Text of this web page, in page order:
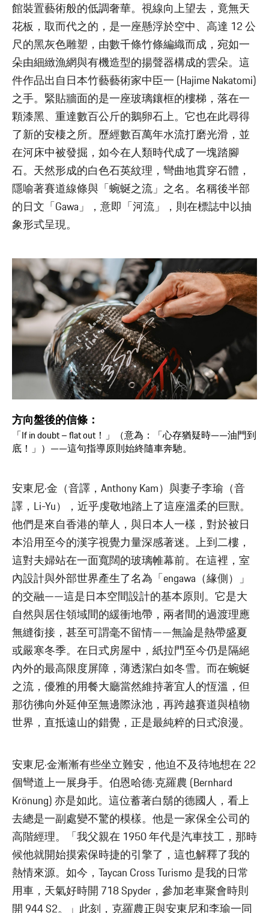
館裝置藝術般的低調奢華。視線向上望去，竟無天
花板，取而代之的，是一座懸浮於空中、高達 12 公
尺的黑灰色雕塑，由數千條竹條編織而成，宛如一
朵由細緻漁網與有機造型的揚聲器構成的雲朵。這
件作品出自日本竹藝藝術家中臣一 (Hajime Nakatomi)
之手。緊貼牆面的是一座玻璃鑲框的樓梯，落在一
顆漆黑、重達數百公斤的鵝卵石上。它也在此尋得
了新的安棲之所。歷經數百萬年水流打磨光滑，並
在河床中被發掘，如今在人類時代成了一塊踏腳
石。天然形成的白色石英紋理，彎曲地貫穿石體，
隱喻著賽道線條與「蜿蜒之流」之名。名稱後半部
的日文「Gawa」，意即「河流」，則在標誌中以抽
象形式呈現。
方向盤後的信條：
「If in doubt – flat out！」（意為：「心存猶疑時——油門到
底！」）——這句指導原則始終隨車奔馳。
安東尼·金（音譯，Anthony Kam）與妻子李瑜（音
譯，Li-Yu），近乎虔敬地踏上了這座溫柔的巨獸。
他們是來自香港的華人，與日本人一樣，對於被日
本沿用至今的漢字視覺力量深感著迷。上到二樓，
這對夫婦站在一面寬闊的玻璃帷幕前。在這裡，室
內設計與外部世界產生了名為「engawa（緣側）」
的交融——這是日本空間設計的基本原則。它是大
自然與居住領域間的緩衝地帶，兩者間的過渡理應
無縫銜接，甚至可謂毫不留情——無論是熱帶盛夏
或嚴寒冬季。在日式房屋中，紙拉門至今仍是隔絕
內外的最高限度屏障，薄透潔白如冬雪。而在蜿蜒
之流，優雅的用餐大廳當然維持著宜人的恆溫，但
那彷彿向外延伸至無邊際泳池，再跨越賽道與植物
世界，直抵遠山的錯覺，正是最純粹的日式浪漫。
安東尼·金漸漸有些坐立難安，他迫不及待地想在 22
個彎道上一展身手。伯恩哈德·克羅農 (Bernhard
Krönung) 亦是如此。這位蓄著白鬍的德國人，看上
去總是一副處變不驚的模樣。他是一家保全公司的
高階經理。「我父親在 1950 年代是汽車技工，那時
候他就開始摸索保時捷的引擎了，這也解釋了我的
熱情來源。如今，Taycan Cross Turismo 是我的日常
用車，天氣好時開 718 Spyder，參加老車聚會時則
開 944 S2。」此刻，克羅農正與安東尼和李瑜一同